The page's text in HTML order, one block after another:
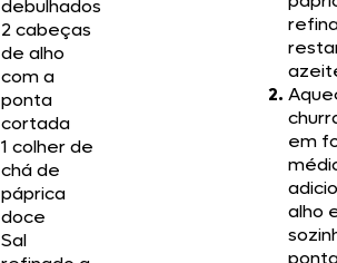
debulhados
2 cabeças
de alho
com a
ponta
cortada
1 colher de
chá de
páprica
doce
Sal
em
alho